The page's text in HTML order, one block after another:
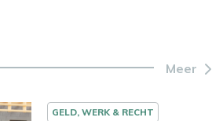
Meer
GELD, WERK & RECHT